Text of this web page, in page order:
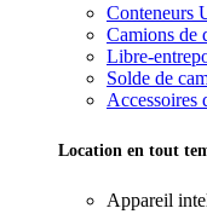
Conteneurs
Camions de
Libre-
Solde de
Accessoires
Location en tout
Appareil